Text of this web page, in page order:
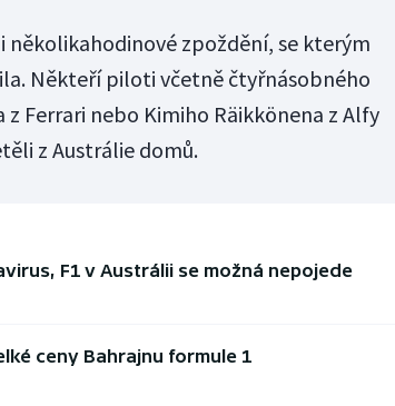
několikahodinové zpoždění, se kterým
Někteří piloti včetně čtyřnásobného
Ferrari nebo Kimiho Räikkönena z Alfy
z Austrálie domů.
F1 v Austrálii se možná nepojede
ceny Bahrajnu formule 1